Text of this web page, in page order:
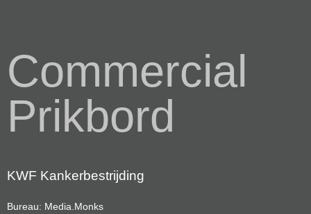
Commercial
Prikbord
KWF Kankerbestrijding
Bureau: Media.Monks